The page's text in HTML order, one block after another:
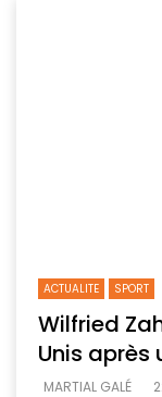
ACTUALITE SPORT
Wilfried
Unis après
MARTIAL GALÉ